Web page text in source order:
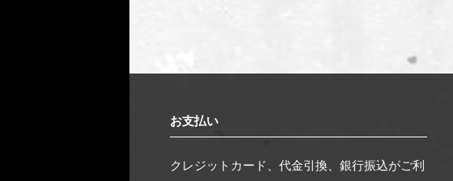
お支払い
クレジットカード、代金引換、銀行振込がご利